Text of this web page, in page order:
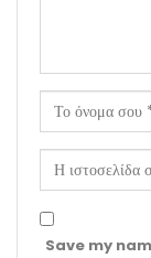
Save my